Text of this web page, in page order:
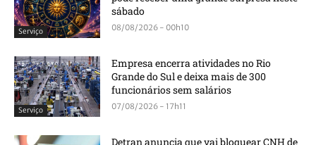
Serviço
sábado
08/08/2026 - 00h10
Serviço
Empresa encerra atividades no Rio
Grande do Sul e deixa mais de 300
funcionários sem salários
07/08/2026 - 17h11
Detran anuncia que vai bloquear CNH de